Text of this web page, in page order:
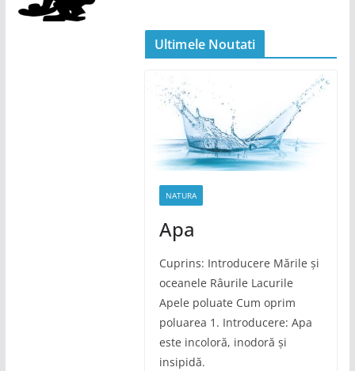
Ultimele Noutati
NATURA
Apa
Cuprins: Introducere Mările și
oceanele Râurile Lacurile
Apele poluate Cum oprim
poluarea 1. Introducere: Apa
este incoloră, inodoră și
insipidă.